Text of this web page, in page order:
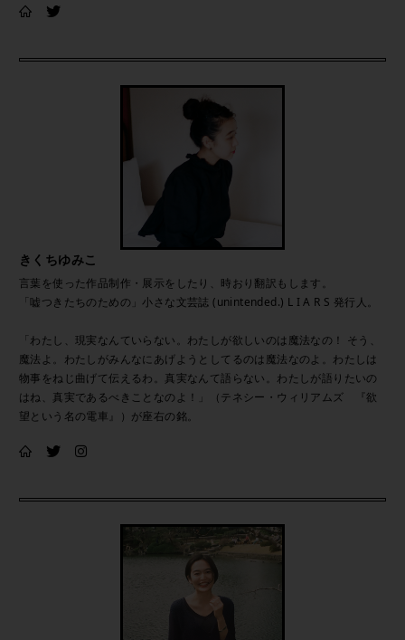
きくちゆみこ
言葉を使った作品制作・展示をしたり、時おり翻訳もします。
「嘘つきたちのための」小さな文芸誌 (unintended.) L I A R S 発行人。
「わたし、現実なんていらない。わたしが欲しいのは魔法なの！ そう、
魔法よ。わたしがみんなにあげようとしてるのは魔法なのよ。わたしは
物事をねじ曲げて伝えるわ。真実なんて語らない。わたしが語りたいの
はね、真実であるべきことなのよ！」（テネシー・ウィリアムズ 『欲
望という名の電車』）が座右の銘。